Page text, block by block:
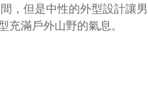
，但是中性的外型設計讓
滿戶外山野的氣息。